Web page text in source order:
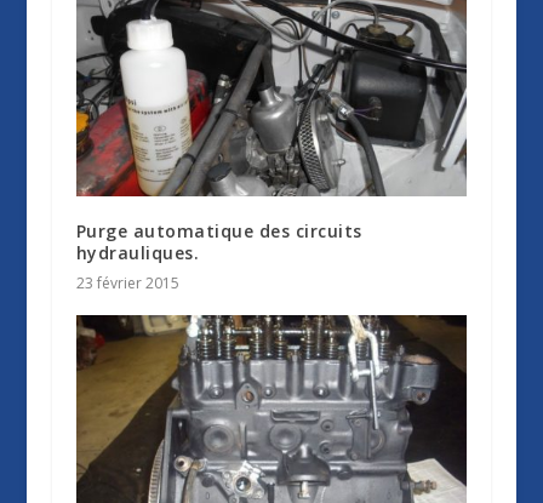
Purge automatique des circuits
hydrauliques.
23 février 2015